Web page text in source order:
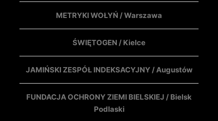
METRYKI WOŁYŃ / Warszawa
ŚWIĘTOGEN / Kielce
JAMIŃSKI ZESPÓŁ INDEKSACYJNY / Augustów
FUNDACJA OCHRONY ZIEMI BIELSKIEJ / Bielsk
Podlaski